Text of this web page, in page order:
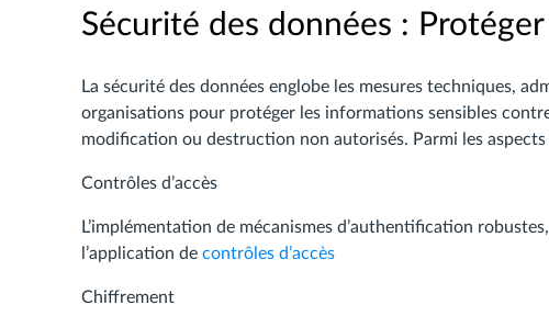
Sécurité des données :
La sécurité des données englobe les mesures techniques,
organisations pour protéger les informations sensibles
modification ou destruction non autorisés. Parmi les
Contrôles d’accès
L’implémentation de mécanismes d’authentification
l’application de contrôles d’accès
Chiffrement